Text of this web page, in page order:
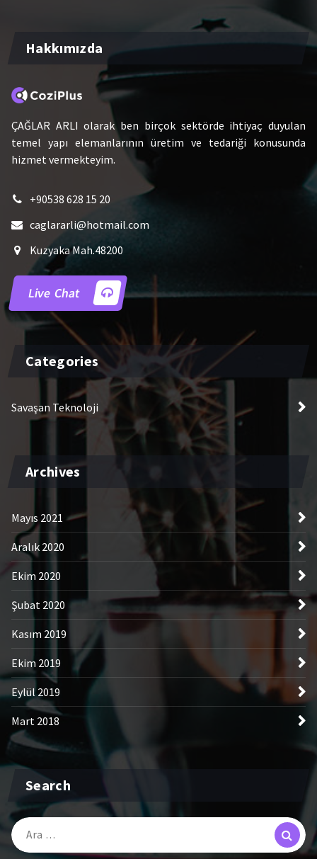
Hakkımızda
ÇAĞLAR ARLI olarak ben birçok sektörde ihtiyaç duyulan
temel yapı elemanlarının üretim ve tedariği konusunda
hizmet vermekteyim.
+90538 628 15 20
caglararli@hotmail.com
Kuzyaka Mah.48200
Live Chat
Categories
Savaşan Teknoloji
Archives
Mayıs 2021
Aralık 2020
Ekim 2020
Şubat 2020
Kasım 2019
Ekim 2019
Eylül 2019
Mart 2018
Search
Arama: